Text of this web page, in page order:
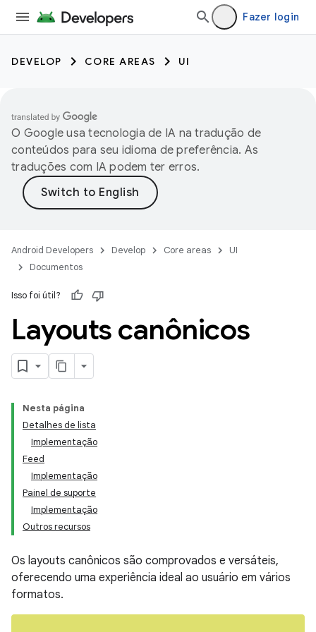
Fazer login
DEVELOP CORE AREAS UI
O Google usa tecnologia de IA na tradução de
conteúdos para seu idioma de preferência. As
traduções com IA podem ter erros.
Android Developers Develop Core areas
UI
Documentos
Isso foi útil?
Layouts canônicos
Nesta página
Detalhes de lista
Implementação
Feed
Implementação
Painel de suporte
Implementação
Outros recursos
Os layouts canônicos são comprovados e versáteis,
oferecendo uma experiência ideal ao usuário em vários
formatos.